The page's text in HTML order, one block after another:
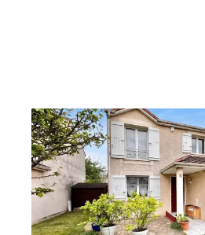
SEVRAN 93
100 m2, 5 pièces
Ref : 19652
Maison à vendre
320 000 €